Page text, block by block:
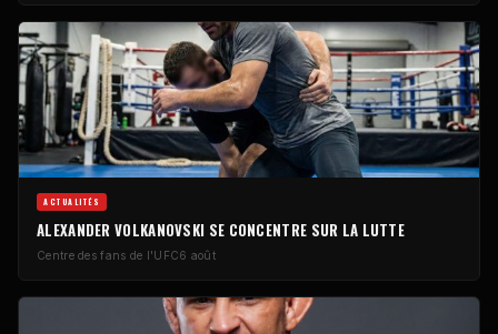
ACTUALITÉS
ALEXANDER VOLKANOVSKI SE CONCENTRE SUR LA LUTTE
Centre des fans de l'UFC6 août